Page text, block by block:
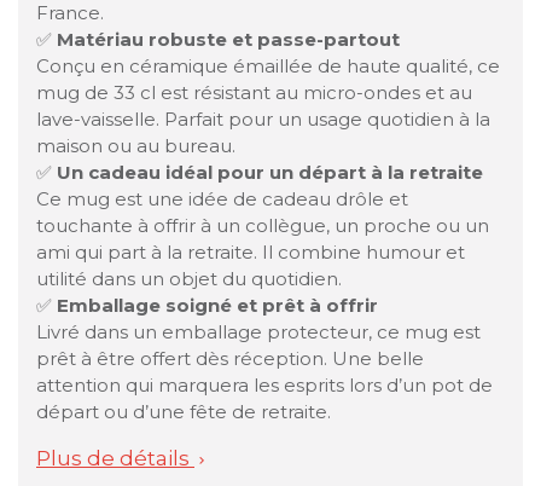
France.
✅ Matériau robuste et passe-partout
Conçu en céramique émaillée de haute qualité, ce
mug de 33 cl est résistant au micro-ondes et au
lave-vaisselle. Parfait pour un usage quotidien à la
maison ou au bureau.
✅ Un cadeau idéal pour un départ à la retraite
Ce mug est une idée de cadeau drôle et
touchante à offrir à un collègue, un proche ou un
ami qui part à la retraite. Il combine humour et
utilité dans un objet du quotidien.
✅ Emballage soigné et prêt à offrir
Livré dans un emballage protecteur, ce mug est
prêt à être offert dès réception. Une belle
attention qui marquera les esprits lors d’un pot de
départ ou d’une fête de retraite.
Plus de détails 